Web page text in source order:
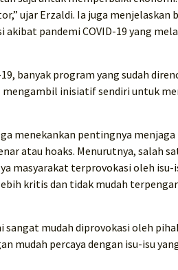
ujar Erzaldi. Ia juga menjelaskan
pandemi COVID-19 yang
banyak program yang sudah
inisiatif sendiri untuk
menekankan pentingnya menjaga
atau hoaks. Menurutnya, salah
masyarakat terprovokasi oleh isu-
kritis dan tidak mudah
mudah diprovokasi oleh
mudah percaya dengan isu-isu